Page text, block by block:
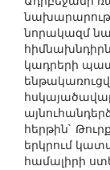
նորակազմ
կադրերի
հերթին`
երկրում
համալիրի